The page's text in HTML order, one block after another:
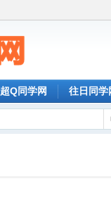
超Q同学网 往日同学